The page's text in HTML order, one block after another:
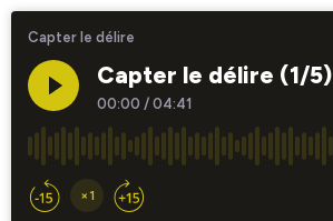
Capter le délire
Capter le délire (1/5)
00:00 / 04:41
×1